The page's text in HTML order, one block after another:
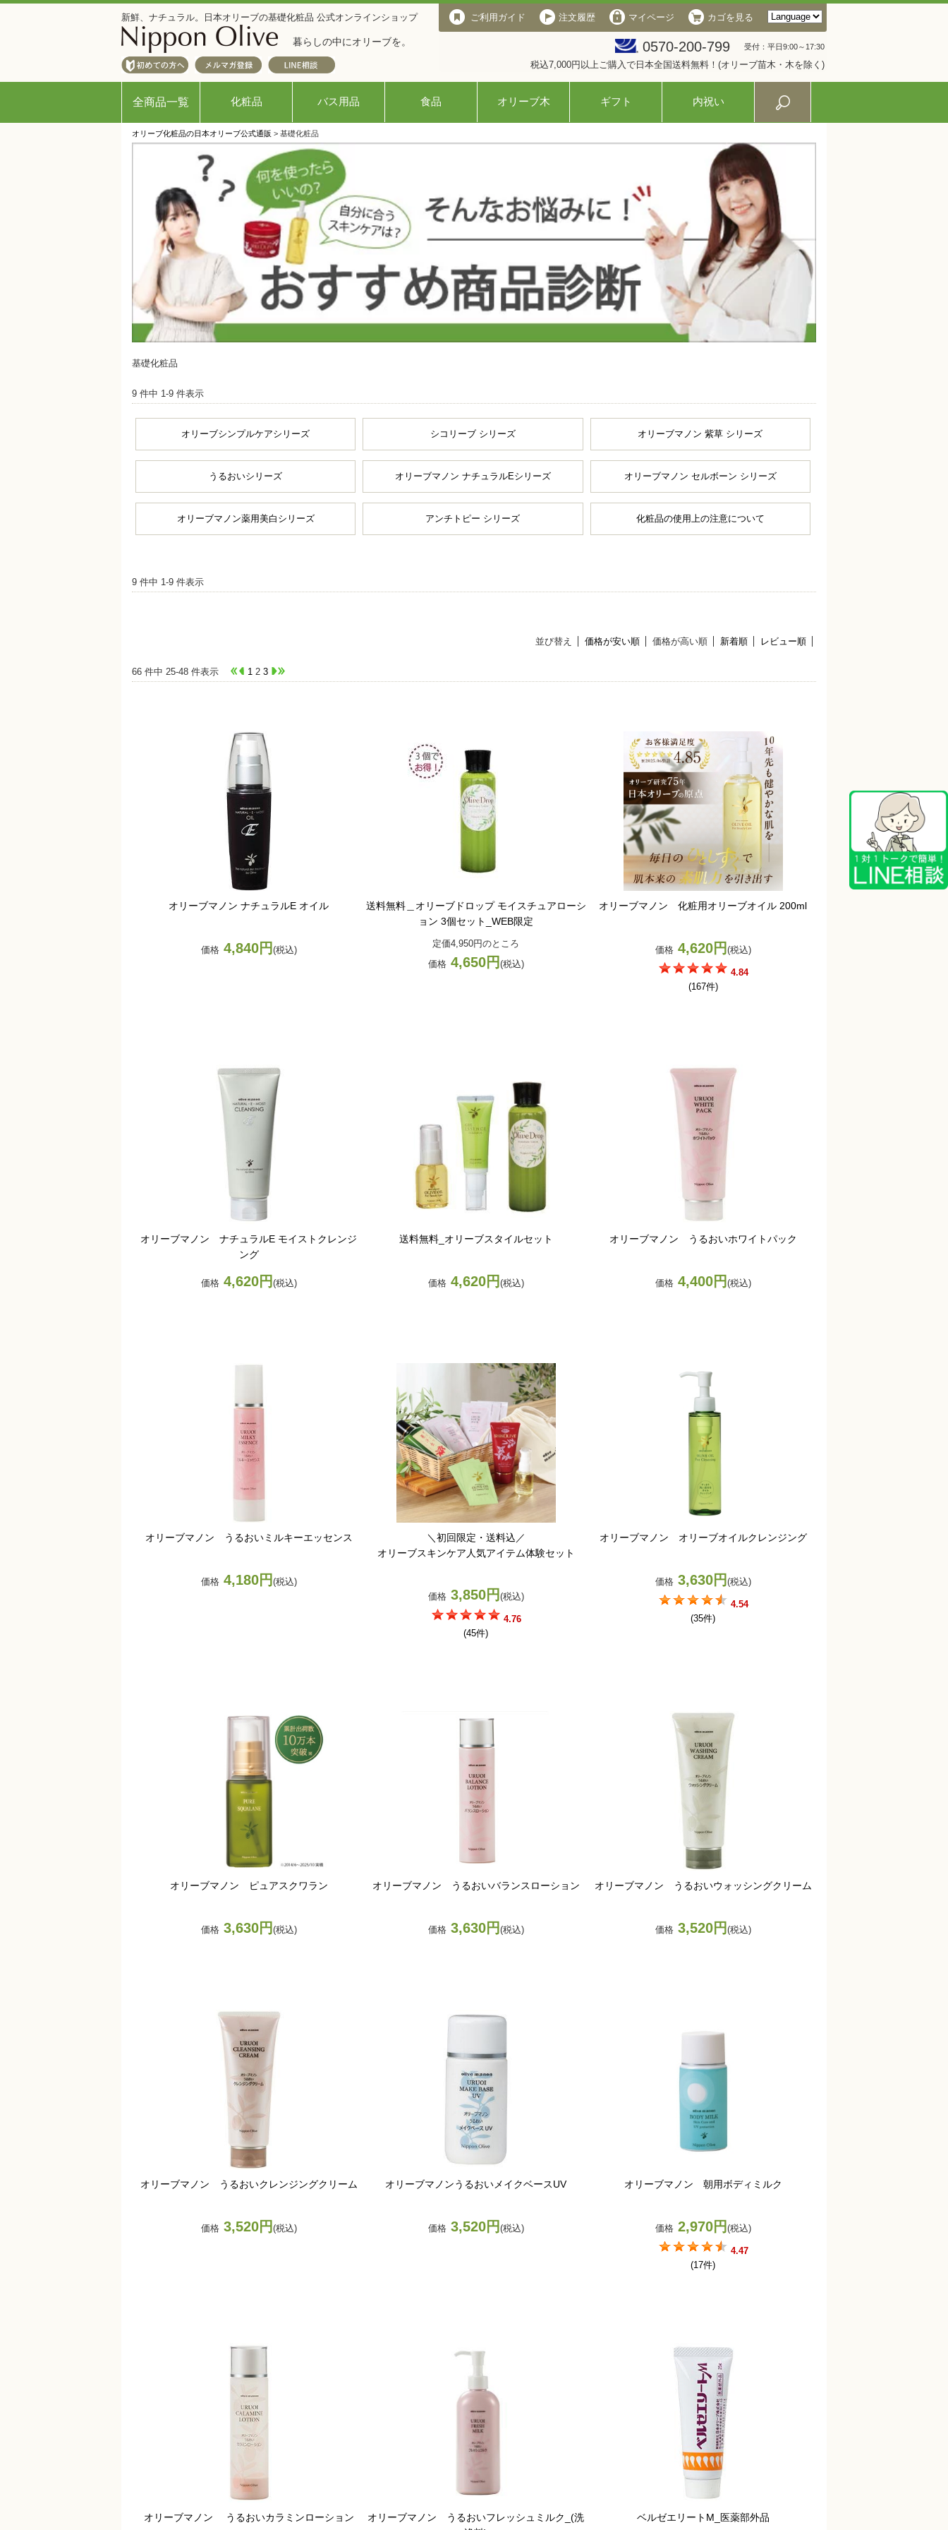
新鮮、ナチュラル。日本オリーブの基礎化粧品 公式オンラインショップ
暮らしの中にオリーブを。
ご利用ガイド 注文履歴 マイページ カゴを見る
0570-200-799 受付：平日9:00～17:30
税込7,000円以上ご購入で日本全国送料無料！(オリーブ苗木・木を除く)
全商品一覧 化粧品 バス用品 食品 オリーブ木 ギフト 内祝い
オリーブ化粧品の日本オリーブ公式通販 > 基礎化粧品
基礎化粧品
9 件中 1-9 件表示
オリーブシンプルケアシリーズ シコリーブ シリーズ オリーブマノン 紫草 シリーズ
うるおいシリーズ オリーブマノン ナチュラルEシリーズ オリーブマノン セルボーン シリーズ
オリーブマノン薬用美白シリーズ アンチトピー シリーズ 化粧品の使用上の注意について
9 件中 1-9 件表示
並び替え 価格が安い順 価格が高い順 新着順 レビュー順
66 件中 25-48 件表示 1 2 3
オリーブマノン ナチュラルE オイル
価格 4,840円(税込)
送料無料＿オリーブドロップ モイスチュアローシ
ョン 3個セット_WEB限定
定価4,950円のところ
価格 4,650円(税込)
オリーブマノン 化粧用オリーブオイル 200ml
価格 4,620円(税込)
4.84
(167件)
オリーブマノン ナチュラルE モイストクレンジ
ング
価格 4,620円(税込)
送料無料_オリーブスタイルセット
価格 4,620円(税込)
オリーブマノン うるおいホワイトパック
価格 4,400円(税込)
オリーブマノン うるおいミルキーエッセンス
価格 4,180円(税込)
＼初回限定・送料込／
オリーブスキンケア人気アイテム体験セット
価格 3,850円(税込)
4.76
(45件)
オリーブマノン オリーブオイルクレンジング
価格 3,630円(税込)
4.54
(35件)
オリーブマノン ピュアスクワラン
価格 3,630円(税込)
オリーブマノン うるおいバランスローション
価格 3,630円(税込)
オリーブマノン うるおいウォッシングクリーム
価格 3,520円(税込)
オリーブマノン うるおいクレンジングクリーム
価格 3,520円(税込)
オリーブマノンうるおいメイクベースUV
価格 3,520円(税込)
オリーブマノン 朝用ボディミルク
価格 2,970円(税込)
4.47
(17件)
オリーブマノン うるおいカラミンローション
オリーブマノン うるおいフレッシュミルク_(洗
ベルゼエリートM_医薬部外品